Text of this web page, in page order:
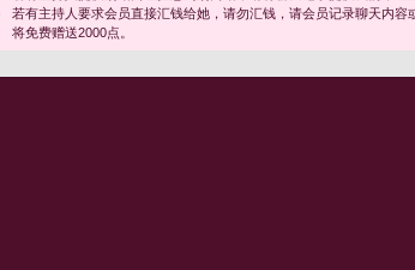
若有主持人要求会员直接汇钱给她，请勿汇钱，请会员记录聊天内
将免费赠送2000点。